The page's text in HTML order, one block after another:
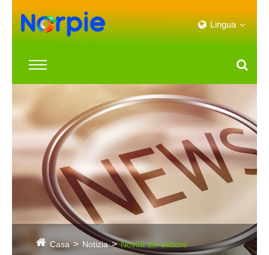
Lingua
Casa Notizia Novità del settore